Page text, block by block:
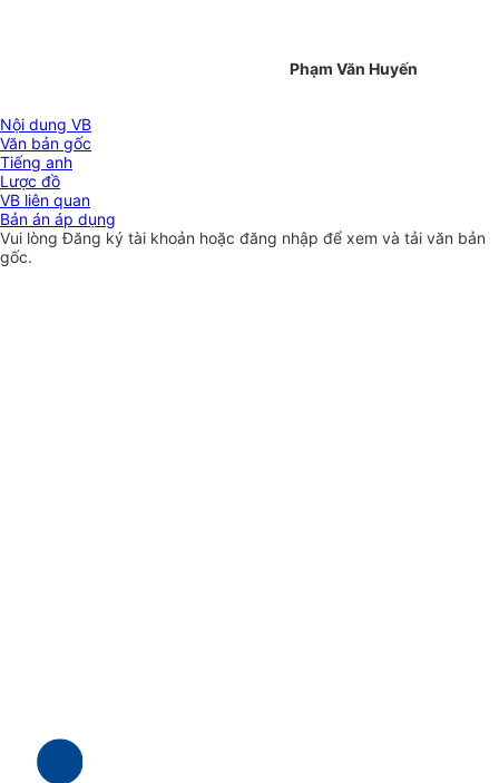
Phạm Văn Huyến
Nội dung VB
Văn bản gốc
Tiếng anh
Lược đồ
VB liên quan
Bản án áp dụng
Vui lòngĐăng ký tài khoản hoặc đăng nhập để xem và tải văn bản
gốc.